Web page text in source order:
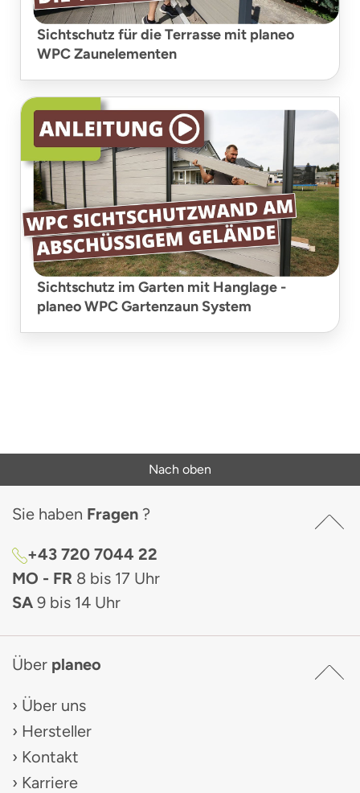
Sichtschutz für die Terrasse mit planeo
WPC Zaunelementen
Sichtschutz im Garten mit Hanglage -
planeo WPC Gartenzaun System
Nach oben
Sie haben Fragen ?
+43 720 7044 22
MO - FR 8 bis 17 Uhr
SA 9 bis 14 Uhr
Über planeo
Über uns
Hersteller
Kontakt
Karriere